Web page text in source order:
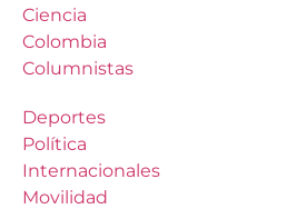
Ciencia
Colombia
Columnistas
Deportes
Política
Internacionales
Movilidad